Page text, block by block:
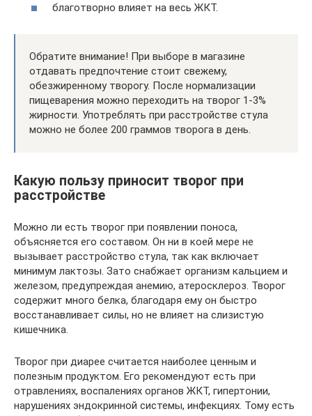
благотворно влияет на весь ЖКТ.
Обратите внимание! При выборе в магазине
отдавать предпочтение стоит свежему,
обезжиренному творогу. После нормализации
пищеварения можно переходить на творог 1-3%
жирности. Употреблять при расстройстве стула
можно не более 200 граммов творога в день.
Какую пользу приносит творог при
расстройстве
Можно ли есть творог при появлении поноса,
объясняется его составом. Он ни в коей мере не
вызывает расстройство стула, так как включает
минимум лактозы. Зато снабжает организм кальцием и
железом, предупреждая анемию, атеросклероз. Творог
содержит много белка, благодаря ему он быстро
восстанавливает силы, но не влияет на слизистую
кишечника.
Творог при диарее считается наиболее ценным и
полезным продуктом. Его рекомендуют есть при
отравлениях, воспалениях органов ЖКТ, гипертонии,
нарушениях эндокринной системы, инфекциях. Тому есть